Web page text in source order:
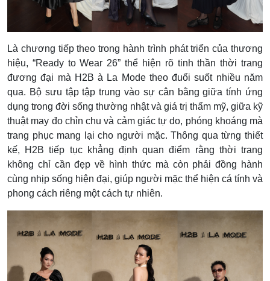
Là chương tiếp theo trong hành trình phát triển của thương
hiệu, “Ready to Wear 26” thể hiện rõ tinh thần thời trang
đương đại mà H2B à La Mode theo đuổi suốt nhiều năm
qua. Bộ sưu tập tập trung vào sự cân bằng giữa tính ứng
dụng trong đời sống thường nhật và giá trị thẩm mỹ, giữa kỹ
thuật may đo chỉn chu và cảm giác tự do, phóng khoáng mà
trang phục mang lại cho người mặc. Thông qua từng thiết
kế, H2B tiếp tục khẳng định quan điểm rằng thời trang
không chỉ cần đẹp về hình thức mà còn phải đồng hành
cùng nhịp sống hiện đại, giúp người mặc thể hiện cá tính và
phong cách riêng một cách tự nhiên.